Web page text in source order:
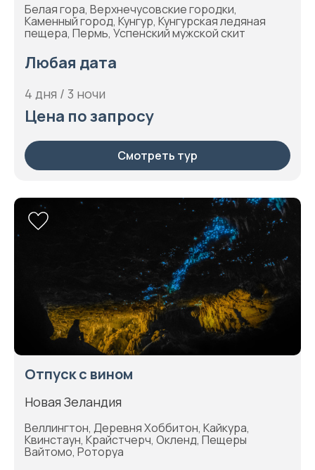
Белая гора, Верхнечусовские городки,
Каменный город, Кунгур, Кунгурская ледяная
пещера, Пермь, Успенский мужской скит
Любая дата
4 дня / 3 ночи
Цена по запросу
Смотреть тур
Отпуск с вином
Новая Зеландия
Веллингтон, Деревня Хоббитон, Кайкура,
Квинстаун, Крайстчерч, Окленд, Пещеры
Вайтомо, Роторуа